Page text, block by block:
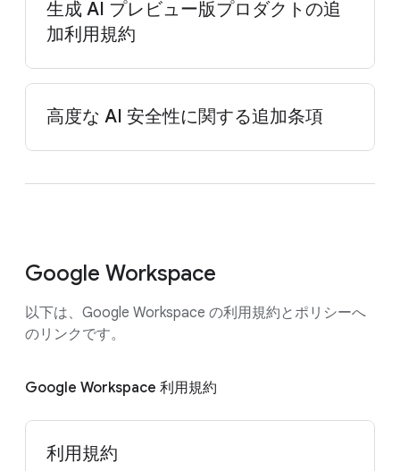
生成 AI プレビュー版プロダクトの追
加利用規約
高度な AI 安全性に関する追加条項
Google Workspace
以下は、Google Workspace の利用規約とポリシーへ
のリンクです。
Google Workspace 利用規約
利用規約